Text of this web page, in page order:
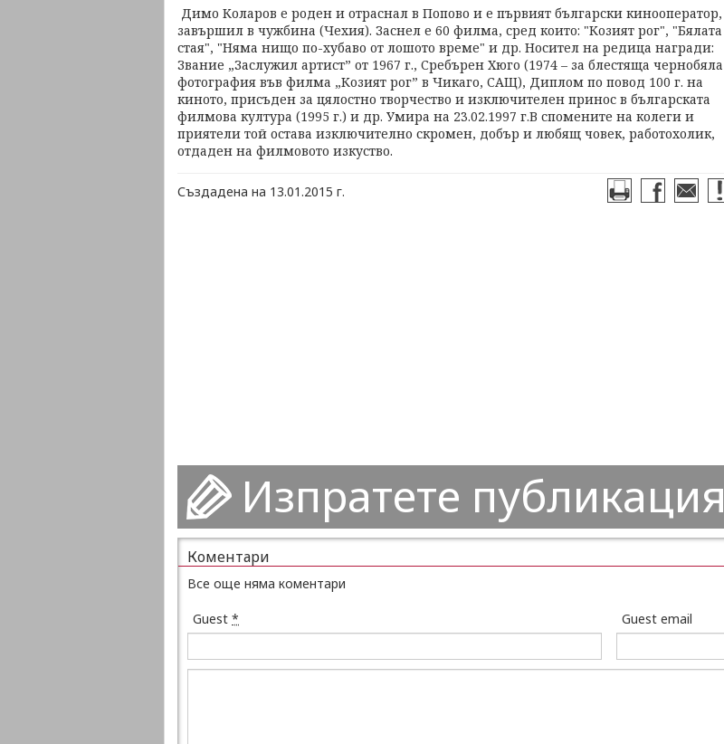
Димо Коларов е роден и отраснал в Попово и е първият български кинооператор,
завършил в чужбина (Чехия). Заснел е 60 филма, сред които: "Козият рог", "Бялата
стая", "Няма нищо по-хубаво от лошото време" и др. Носител на редица награди:
Звание „Заслужил артист” от 1967 г., Сребърен Хюго (1974 – за блестяща чернобяла
фотография във филма „Козият рог” в Чикаго, САЩ), Диплом по повод 100 г. на
киното, присъден за цялостно творчество и изключителен принос в българската
филмова култура (1995 г.) и др. Умира на 23.02.1997 г.В спомените на колеги и
приятели той остава изключително скромен, добър и любящ човек, работохолик,
отдаден на филмовото изкуство.
Създадена на 13.01.2015 г.
Изпратете публикация
Коментари
Все още няма коментари
Guest * Guest email